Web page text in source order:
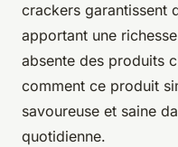
crackers garantissent
apportant une
absente des produits
comment ce produit
savoureuse et saine
quotidienne.